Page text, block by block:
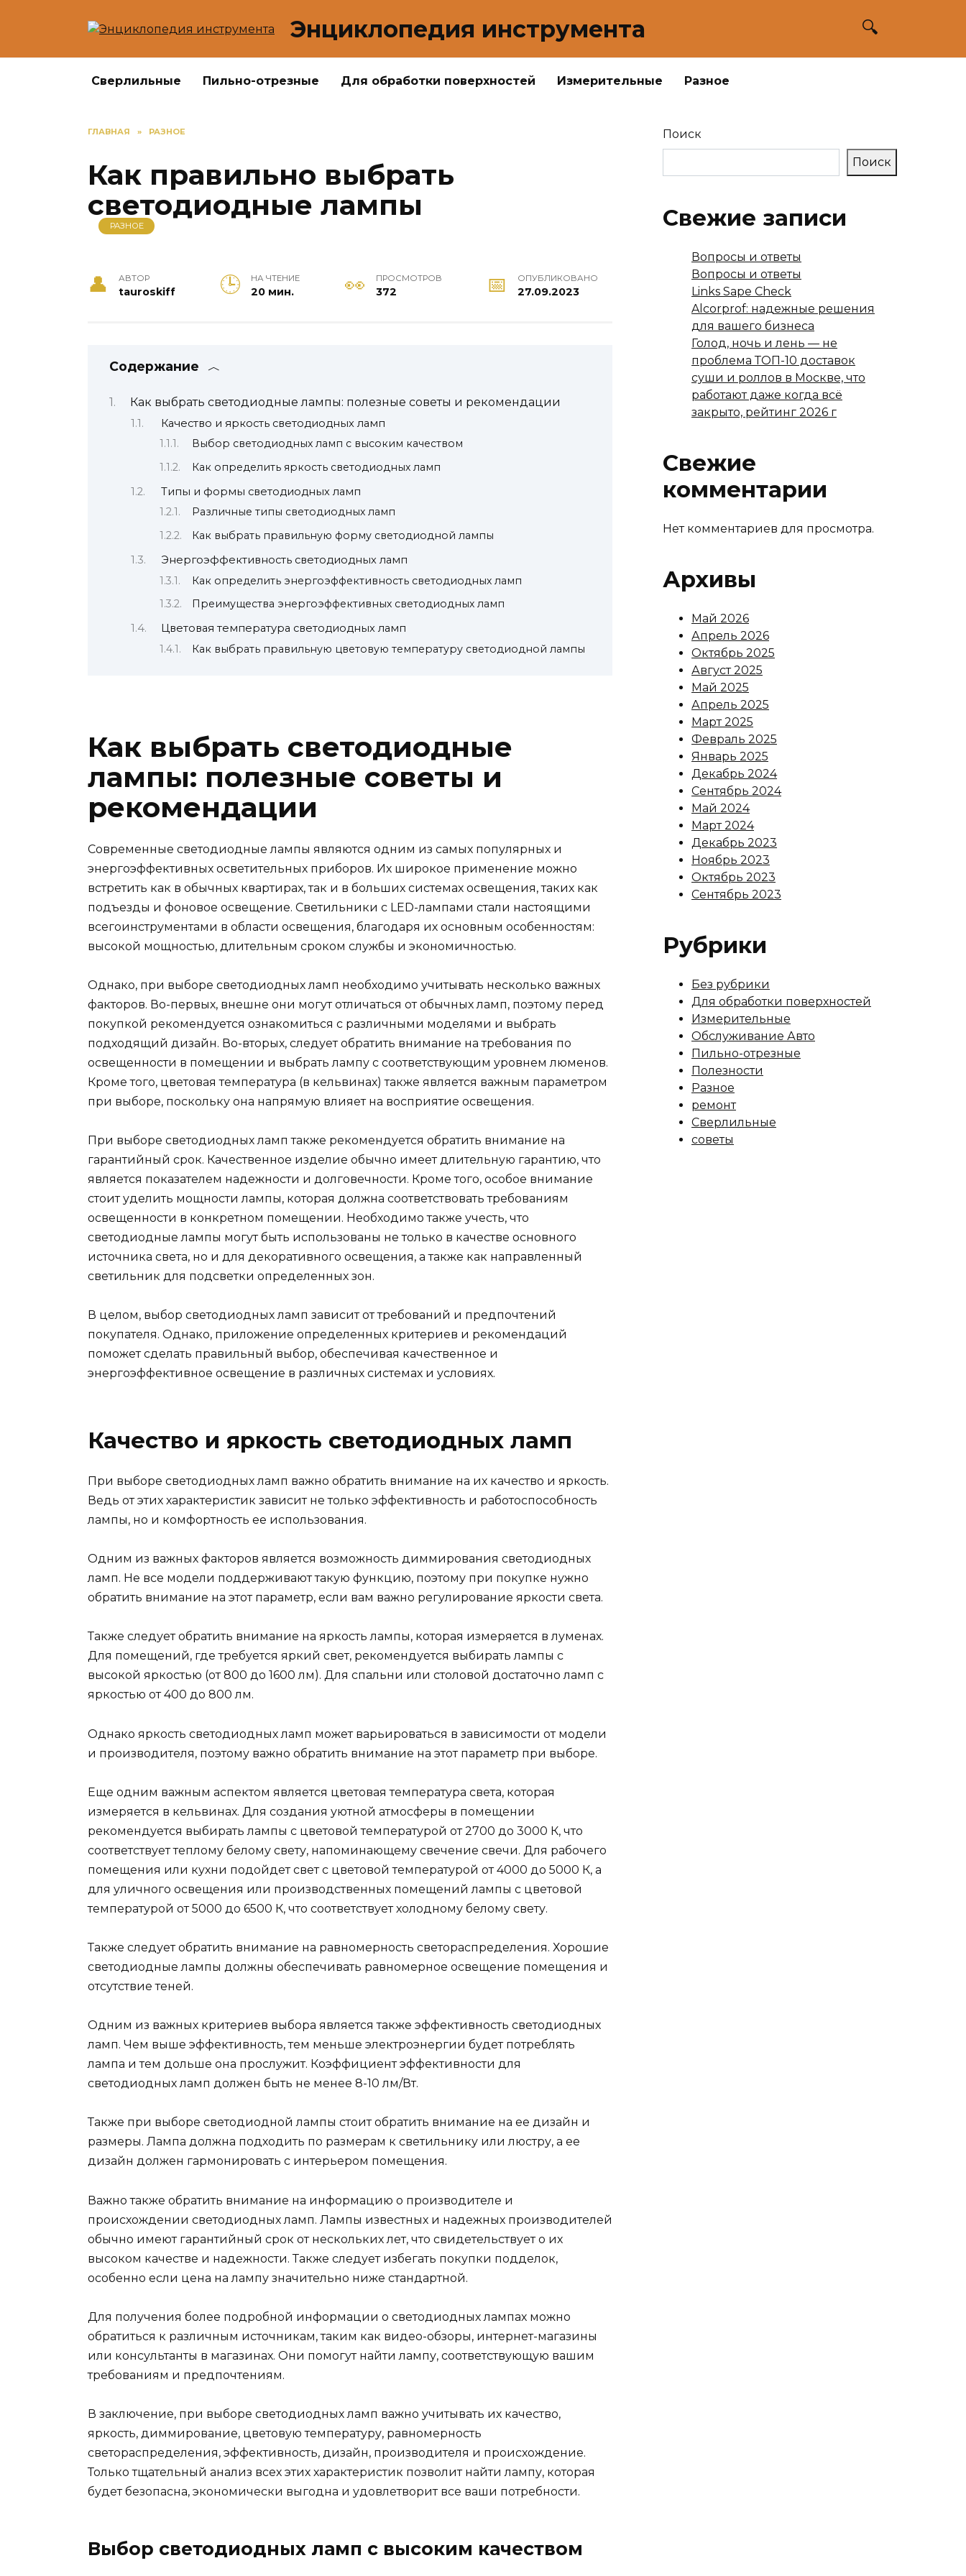
Энциклопедия инструмента
Сверлильные Пильно-отрезные Для обработки поверхностей Измерительные Разное
ГЛАВНАЯ » РАЗНОЕ
Как правильно выбрать
светодиодные лампы
РАЗНОЕ
АВТОР
tauroskiff
НА ЧТЕНИЕ
20 мин.
ПРОСМОТРОВ
372
ОПУБЛИКОВАНО
27.09.2023
Содержание
Как выбрать светодиодные лампы: полезные советы и рекомендации
Качество и яркость светодиодных ламп
Выбор светодиодных ламп с высоким качеством
Как определить яркость светодиодных ламп
Типы и формы светодиодных ламп
Различные типы светодиодных ламп
Как выбрать правильную форму светодиодной лампы
Энергоэффективность светодиодных ламп
Как определить энергоэффективность светодиодных ламп
Преимущества энергоэффективных светодиодных ламп
Цветовая температура светодиодных ламп
Как выбрать правильную цветовую температуру светодиодной лампы
Как выбрать светодиодные
лампы: полезные советы и
рекомендации
Современные светодиодные лампы являются одним из самых популярных и
энергоэффективных осветительных приборов. Их широкое применение можно
встретить как в обычных квартирах, так и в больших системах освещения, таких как
подъезды и фоновое освещение. Светильники с LED-лампами стали настоящими
всегоинструментами в области освещения, благодаря их основным особенностям:
высокой мощностью, длительным сроком службы и экономичностью.
Однако, при выборе светодиодных ламп необходимо учитывать несколько важных
факторов. Во-первых, внешне они могут отличаться от обычных ламп, поэтому перед
покупкой рекомендуется ознакомиться с различными моделями и выбрать
подходящий дизайн. Во-вторых, следует обратить внимание на требования по
освещенности в помещении и выбрать лампу с соответствующим уровнем люменов.
Кроме того, цветовая температура (в кельвинах) также является важным параметром
при выборе, поскольку она напрямую влияет на восприятие освещения.
При выборе светодиодных ламп также рекомендуется обратить внимание на
гарантийный срок. Качественное изделие обычно имеет длительную гарантию, что
является показателем надежности и долговечности. Кроме того, особое внимание
стоит уделить мощности лампы, которая должна соответствовать требованиям
освещенности в конкретном помещении. Необходимо также учесть, что
светодиодные лампы могут быть использованы не только в качестве основного
источника света, но и для декоративного освещения, а также как направленный
светильник для подсветки определенных зон.
В целом, выбор светодиодных ламп зависит от требований и предпочтений
покупателя. Однако, приложение определенных критериев и рекомендаций
поможет сделать правильный выбор, обеспечивая качественное и
энергоэффективное освещение в различных системах и условиях.
Качество и яркость светодиодных ламп
При выборе светодиодных ламп важно обратить внимание на их качество и яркость.
Ведь от этих характеристик зависит не только эффективность и работоспособность
лампы, но и комфортность ее использования.
Одним из важных факторов является возможность диммирования светодиодных
ламп. Не все модели поддерживают такую функцию, поэтому при покупке нужно
обратить внимание на этот параметр, если вам важно регулирование яркости света.
Также следует обратить внимание на яркость лампы, которая измеряется в луменах.
Для помещений, где требуется яркий свет, рекомендуется выбирать лампы с
высокой яркостью (от 800 до 1600 лм). Для спальни или столовой достаточно ламп с
яркостью от 400 до 800 лм.
Однако яркость светодиодных ламп может варьироваться в зависимости от модели
и производителя, поэтому важно обратить внимание на этот параметр при выборе.
Еще одним важным аспектом является цветовая температура света, которая
измеряется в кельвинах. Для создания уютной атмосферы в помещении
рекомендуется выбирать лампы с цветовой температурой от 2700 до 3000 К, что
соответствует теплому белому свету, напоминающему свечение свечи. Для рабочего
помещения или кухни подойдет свет с цветовой температурой от 4000 до 5000 К, а
для уличного освещения или производственных помещений лампы с цветовой
температурой от 5000 до 6500 К, что соответствует холодному белому свету.
Также следует обратить внимание на равномерность светораспределения. Хорошие
светодиодные лампы должны обеспечивать равномерное освещение помещения и
отсутствие теней.
Одним из важных критериев выбора является также эффективность светодиодных
ламп. Чем выше эффективность, тем меньше электроэнергии будет потреблять
лампа и тем дольше она прослужит. Коэффициент эффективности для
светодиодных ламп должен быть не менее 8-10 лм/Вт.
Также при выборе светодиодной лампы стоит обратить внимание на ее дизайн и
размеры. Лампа должна подходить по размерам к светильнику или люстру, а ее
дизайн должен гармонировать с интерьером помещения.
Важно также обратить внимание на информацию о производителе и
происхождении светодиодных ламп. Лампы известных и надежных производителей
обычно имеют гарантийный срок от нескольких лет, что свидетельствует о их
высоком качестве и надежности. Также следует избегать покупки подделок,
особенно если цена на лампу значительно ниже стандартной.
Для получения более подробной информации о светодиодных лампах можно
обратиться к различным источникам, таким как видео-обзоры, интернет-магазины
или консультанты в магазинах. Они помогут найти лампу, соответствующую вашим
требованиям и предпочтениям.
В заключение, при выборе светодиодных ламп важно учитывать их качество,
яркость, диммирование, цветовую температуру, равномерность
светораспределения, эффективность, дизайн, производителя и происхождение.
Только тщательный анализ всех этих характеристик позволит найти лампу, которая
будет безопасна, экономически выгодна и удовлетворит все ваши потребности.
Выбор светодиодных ламп с высоким качеством
Поиск
Поиск
Свежие записи
Вопросы и ответы
Вопросы и ответы
Links Sape Check
Alcorprof: надежные решения
для вашего бизнеса
Голод, ночь и лень — не
проблема ТОП-10 доставок
суши и роллов в Москве, что
работают даже когда всё
закрыто, рейтинг 2026 г
Свежие
комментарии
Нет комментариев для просмотра.
Архивы
Май 2026
Апрель 2026
Октябрь 2025
Август 2025
Май 2025
Апрель 2025
Март 2025
Февраль 2025
Январь 2025
Декабрь 2024
Сентябрь 2024
Май 2024
Март 2024
Декабрь 2023
Ноябрь 2023
Октябрь 2023
Сентябрь 2023
Рубрики
Без рубрики
Для обработки поверхностей
Измерительные
Обслуживание Авто
Пильно-отрезные
Полезности
Разное
ремонт
Сверлильные
советы